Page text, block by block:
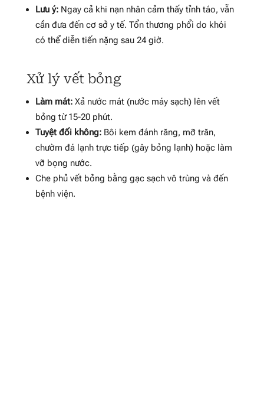
Lưu ý:Ngay cả khi nạn nhân cảm thấy tỉnh táo, vẫn
cần đưa đến cơ sở y tế. Tổn thương phổi do khói
có thể diễn tiến nặng sau 24 giờ.
Xử lý vết bỏng
Làm mát:Xả nước mát (nước máy sạch) lên vết
bỏng từ 15-20 phút.
Tuyệt đối không:Bôi kem đánh răng, mỡ trăn,
chườm đá lạnh trực tiếp (gây bỏng lạnh) hoặc làm
vỡ bọng nước.
Che phủ vết bỏng bằng gạc sạch vô trùng và đến
bệnh viện.